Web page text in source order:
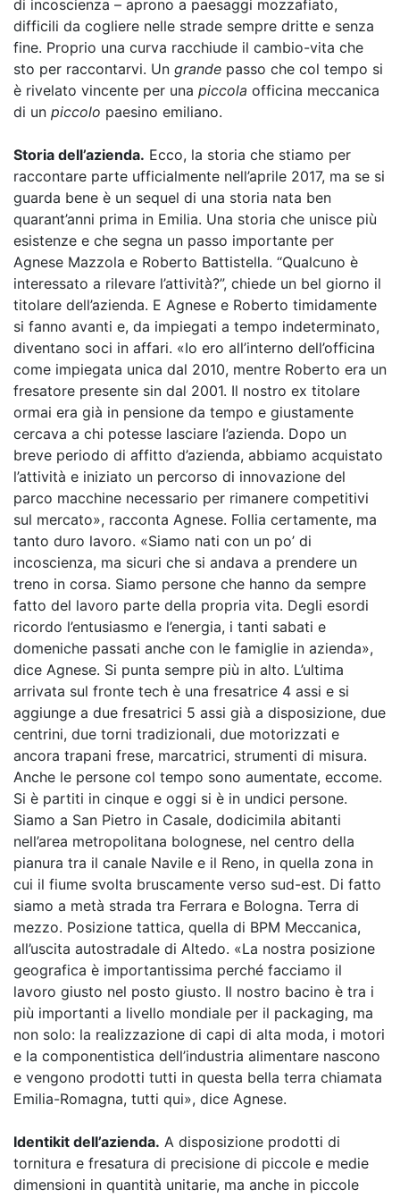
di incoscienza – aprono a paesaggi mozzafiato,
difficili da cogliere nelle strade sempre dritte e senza
fine. Proprio una curva racchiude il cambio-vita che
sto per raccontarvi. Un grande passo che col tempo si
è rivelato vincente per una piccola officina meccanica
di un piccolo paesino emiliano.
Storia dell’azienda. Ecco, la storia che stiamo per
raccontare parte ufficialmente nell’aprile 2017, ma se si
guarda bene è un sequel di una storia nata ben
quarant’anni prima in Emilia. Una storia che unisce più
esistenze e che segna un passo importante per
Agnese Mazzola e Roberto Battistella. “Qualcuno è
interessato a rilevare l’attività?”, chiede un bel giorno il
titolare dell’azienda. E Agnese e Roberto timidamente
si fanno avanti e, da impiegati a tempo indeterminato,
diventano soci in affari. «Io ero all’interno dell’officina
come impiegata unica dal 2010, mentre Roberto era un
fresatore presente sin dal 2001. Il nostro ex titolare
ormai era già in pensione da tempo e giustamente
cercava a chi potesse lasciare l’azienda. Dopo un
breve periodo di affitto d’azienda, abbiamo acquistato
l’attività e iniziato un percorso di innovazione del
parco macchine necessario per rimanere competitivi
sul mercato», racconta Agnese. Follia certamente, ma
tanto duro lavoro. «Siamo nati con un po’ di
incoscienza, ma sicuri che si andava a prendere un
treno in corsa. Siamo persone che hanno da sempre
fatto del lavoro parte della propria vita. Degli esordi
ricordo l’entusiasmo e l’energia, i tanti sabati e
domeniche passati anche con le famiglie in azienda»,
dice Agnese. Si punta sempre più in alto. L’ultima
arrivata sul fronte tech è una fresatrice 4 assi e si
aggiunge a due fresatrici 5 assi già a disposizione, due
centrini, due torni tradizionali, due motorizzati e
ancora trapani frese, marcatrici, strumenti di misura.
Anche le persone col tempo sono aumentate, eccome.
Si è partiti in cinque e oggi si è in undici persone.
Siamo a San Pietro in Casale, dodicimila abitanti
nell’area metropolitana bolognese, nel centro della
pianura tra il canale Navile e il Reno, in quella zona in
cui il fiume svolta bruscamente verso sud-est. Di fatto
siamo a metà strada tra Ferrara e Bologna. Terra di
mezzo. Posizione tattica, quella di BPM Meccanica,
all’uscita autostradale di Altedo. «La nostra posizione
geografica è importantissima perché facciamo il
lavoro giusto nel posto giusto. Il nostro bacino è tra i
più importanti a livello mondiale per il packaging, ma
non solo: la realizzazione di capi di alta moda, i motori
e la componentistica dell’industria alimentare nascono
e vengono prodotti tutti in questa bella terra chiamata
Emilia-Romagna, tutti qui», dice Agnese.
Identikit dell’azienda. A disposizione prodotti di
tornitura e fresatura di precisione di piccole e medie
dimensioni in quantità unitarie, ma anche in piccole